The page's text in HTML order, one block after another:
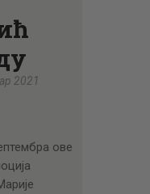
2021
ове